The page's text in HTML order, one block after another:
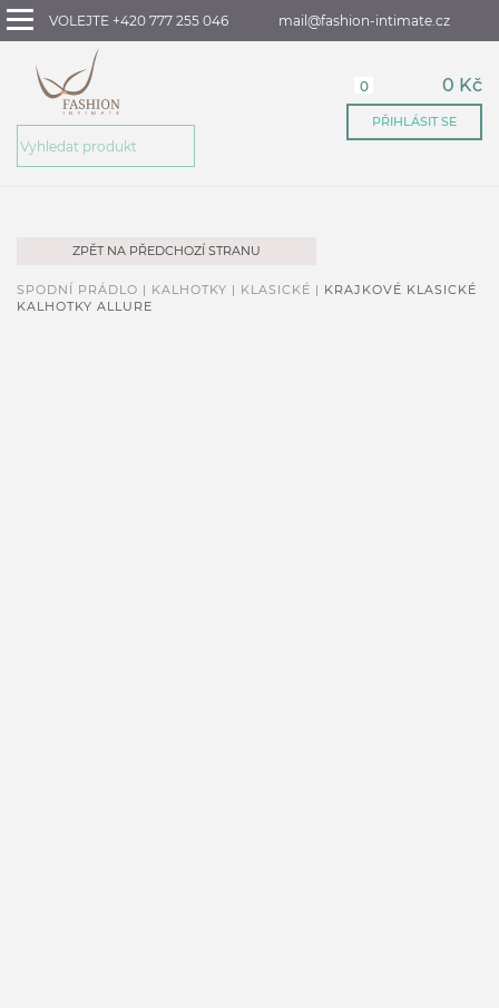
VOLEJTE +420 777 255 046 mail@fashion-intimate.cz
0 0 Kč
PŘIHLÁSIT SE
ZPĚT NA PŘEDCHOZÍ STRANU
SPODNÍ PRÁDLO | KALHOTKY | KLASICKÉ | KRAJKOVÉ KLASICKÉ
KALHOTKY ALLURE